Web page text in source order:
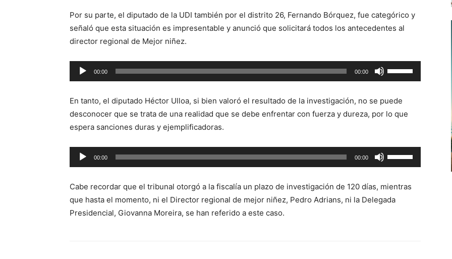
Por su parte, el diputado de la UDI también por el distrito 26, Fernando Bórquez, fue categórico y
señaló que esta situación es impresentable y anunció que solicitará todos los antecedentes al
director regional de Mejor niñez.
Reproductor
de
00:00 00:00
las
de
flecha
para
aumentar
disminuir
el
En tanto, el diputado Héctor Ulloa, si bien valoró el resultado de la investigación, no se puede
desconocer que se trata de una realidad que se debe enfrentar con fuerza y dureza, por lo que
espera sanciones duras y ejemplificadoras.
Reproductor
de
00:00 00:00
las
de
flecha
Cabe recordar que el tribunal otorgó a la fiscalía un plazo de investigación de 120 días, mientras
que hasta el momento, ni el Director regional de mejor niñez, Pedro Adrians, ni la Delegada
Presidencial, Giovanna Moreira, se han referido a este caso.